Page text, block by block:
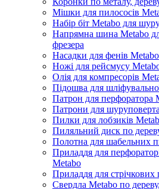
Мішки для пилососів
Набір біт Metabo для
Напрямна шина Metabo
фрезера
Насадки для фенів Metabo
Ножі для рейсмусу
Олія для компресорів
Підошва для
Патрон для перфоратора
Патрони для
Пилки для лобзиків
Пиляльний диск по
Полотна для шабельних
Приладдя для
Metabo
Приладдя для стрічкових
Свердла Metabo по